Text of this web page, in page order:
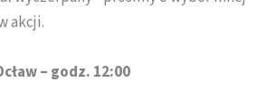
akcji.
– godz. 12:00